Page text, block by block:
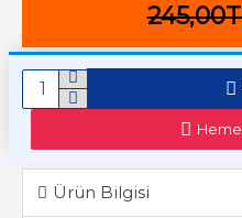
Ürün Bilgisi